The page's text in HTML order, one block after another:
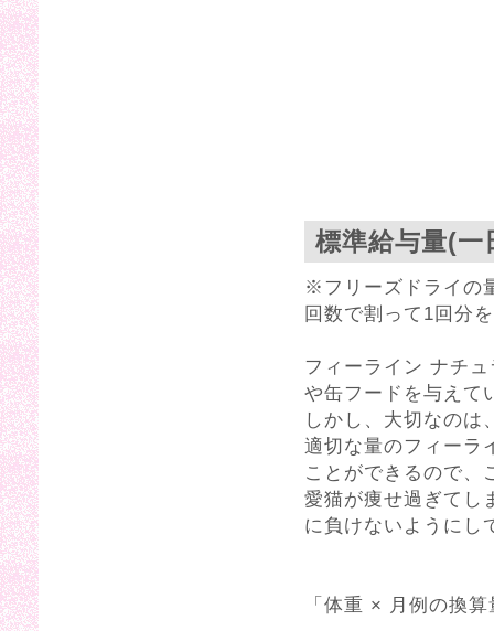
標準給与量(
※フリーズドライの
回数で割って1回分
フィーライン ナチ
や缶フードを与えて
しかし、大切なのは
適切な量のフィーラ
ことができるので、
愛猫が痩せ過ぎてし
に負けないようにし
「体重 × 月例の換